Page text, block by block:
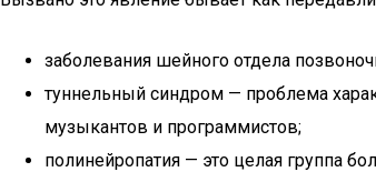
заболевания шейного отдела
туннельный синдром — проблема
музыкантов и программистов;
полинейропатия — это целая группа